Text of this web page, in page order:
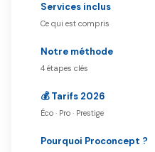
Services inclus
Ce qui est compris
Notre méthode
4 étapes clés
💰 Tarifs 2026
Éco · Pro · Prestige
Pourquoi Proconcept ?